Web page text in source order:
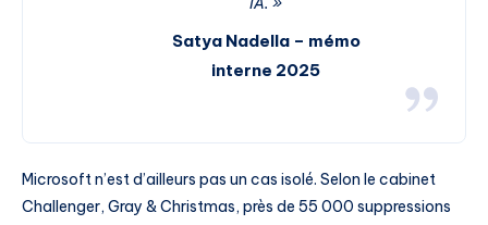
Satya Nadella – mémo
interne 2025
Microsoft n’est d’ailleurs pas un cas isolé. Selon le cabinet
Challenger, Gray & Christmas, près de 55 000 suppressions